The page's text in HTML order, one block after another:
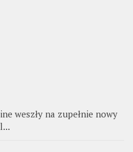
weszły na zupełnie nowy